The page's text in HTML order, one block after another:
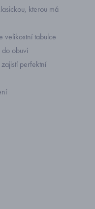
kterou má
velikostní tabulce
obuvi
perfektní